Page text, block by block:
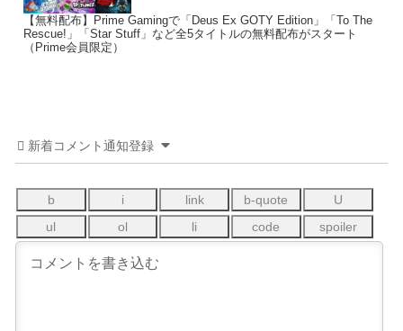
【無料配布】Prime Gamingで「Deus Ex GOTY Edition」「To The
Rescue!」「Star Stuff」など全5タイトルの無料配布がスタート
（Prime会員限定）
新着コメント通知登録